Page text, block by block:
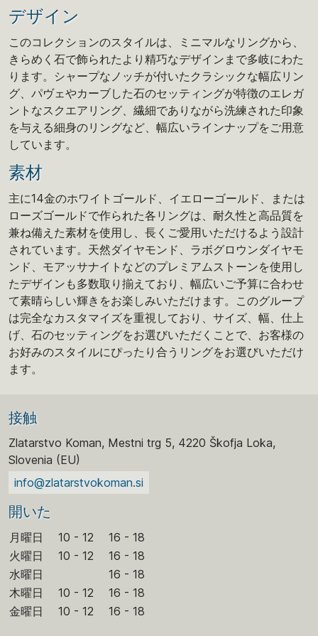
デザイン
このコレクションのスタイルは、ミニマルなリングから、
きらめく石で飾られたより精巧なデザインまで多岐にわた
ります。シャープなノッチが付いたクラシックな幅広リン
グ、パヴェやカーブした石のセッティングが特徴のエレガ
ントなスクエアリング、繊細でありながら洗練された印象
を与える細身のリングなど、幅広いラインナップをご用意
しています。
素材
主に14金のホワイトゴールド、イエローゴールド、または
ローズゴールドで作られた各リングは、耐久性と高品質を
兼ね備えた素材を使用し、長くご愛用いただけるよう設計
されています。天然ダイヤモンド、ラボグロウンダイヤモ
ンド、モアッサナイトなどのプレミアムストーンを使用し
たデザインも多数取り揃えており、幅広いご予算に合わせ
て素晴らしい輝きをお楽しみいただけます。このグループ
は完全なカスタマイズを重視しており、サイズ、幅、仕上
げ、石のセッティングをお選びいただくことで、お客様の
お好みのスタイルにぴったり合うリングをお選びいただけ
ます。
接触
Zlatarstvo Koman, Mestni trg 5, 4220 Škofja Loka,
Slovenia (EU)
info@zlatarstvokoman.si
開いた
月曜日 10 - 12
16 - 18
火曜日
10 - 12
16 - 18
水曜日
16 - 18
木曜日
10 - 12
16 - 18
金曜日
10 - 12 16 - 18